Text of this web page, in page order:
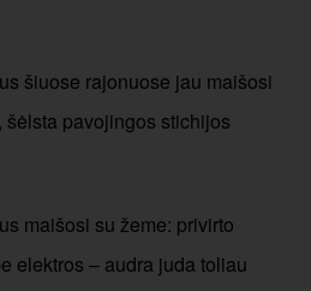
šiuose rajonuose jau maišosi
pavojingos stichijos
maišosi su žeme: privirto
elektros – audra juda toliau